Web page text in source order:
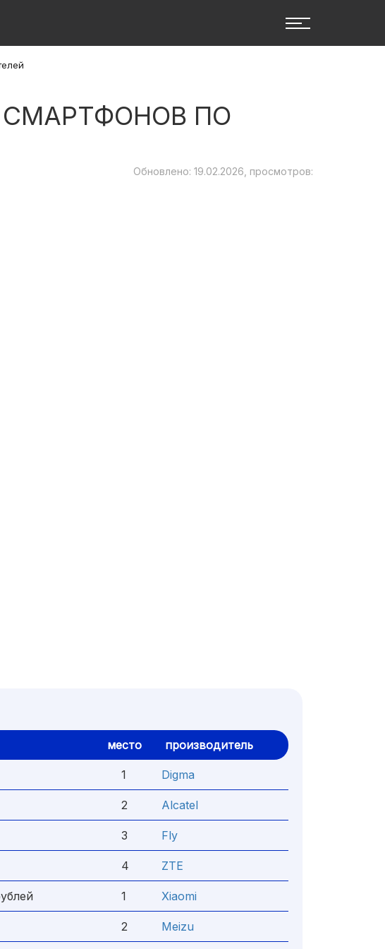
ПО
Обновлено: 19.02.2026, просмотров:
место производитель
1 Digma
2 Alcatel
3 Fly
4 ZTE
1 Xiaomi
2 Meizu